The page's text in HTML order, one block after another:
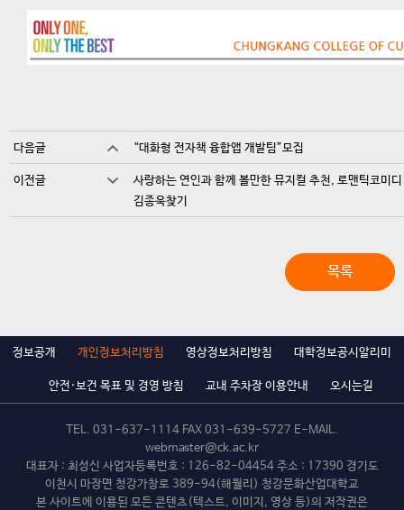
다음글 “대화형 전자책 융합앱 개발팀”모집
이전글
사랑하는 연인과 함께 볼만한 뮤지컬 추천, 로맨틱코미
김종욱찾기
목록
정보공개 개인정보처리방침 영상정보처리방침 대학정보공시알리미
안전·보건 목표 및 경영 방침 교내 주차장 이용안내 오시는길
TEL. 031-637-1114 FAX 031-639-5727 E-MAIL.
webmaster@ck.ac.kr
대표자 : 최성신 사업자등록번호 : 126-82-04454 주소 : 17390 경기도
이천시 마장면 청강가창로 389-94(해월리) 청강문화산업대학교
본 사이트에 이용된 모든 콘텐츠(텍스트, 이미지, 영상 등)의 저작권은